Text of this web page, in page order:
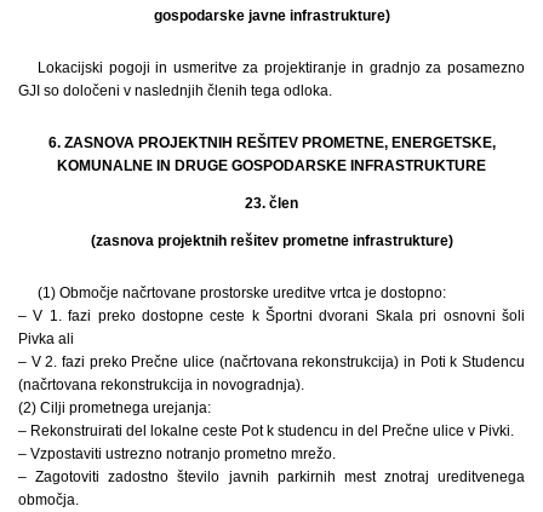
gospodarske javne infrastrukture)
Lokacijski pogoji in usmeritve za projektiranje in gradnjo za posamezno
GJI so določeni v naslednjih členih tega odloka.
6. ZASNOVA PROJEKTNIH REŠITEV PROMETNE, ENERGETSKE,
KOMUNALNE IN DRUGE GOSPODARSKE INFRASTRUKTURE
23. člen
(zasnova projektnih rešitev prometne infrastrukture)
(1) Območje načrtovane prostorske ureditve vrtca je dostopno:
– V 1. fazi preko dostopne ceste k Športni dvorani Skala pri osnovni šoli
Pivka ali
– V 2. fazi preko Prečne ulice (načrtovana rekonstrukcija) in Poti k Studencu
(načrtovana rekonstrukcija in novogradnja).
(2) Cilji prometnega urejanja:
– Rekonstruirati del lokalne ceste Pot k studencu in del Prečne ulice v Pivki.
– Vzpostaviti ustrezno notranjo prometno mrežo.
– Zagotoviti zadostno število javnih parkirnih mest znotraj ureditvenega
območja.